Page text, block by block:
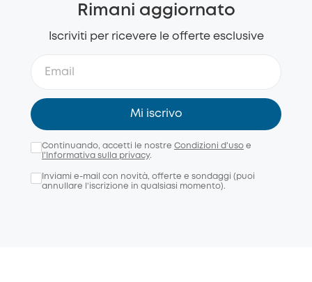
Rimani aggiornato
Iscriviti per ricevere le offerte esclusive
Mi iscrivo
Continuando, accetti le nostre Condizioni d'uso e
l'Informativa sulla privacy.
Inviami e-mail con novità, offerte e sondaggi (puoi
annullare l’iscrizione in qualsiasi momento).